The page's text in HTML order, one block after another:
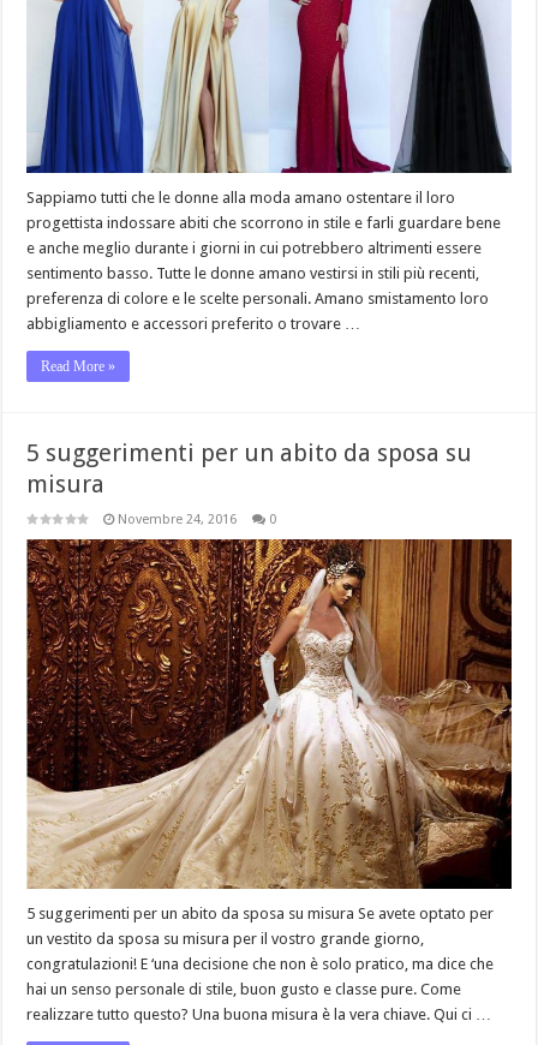
Sappiamo tutti che le donne alla moda amano ostentare il loro
progettista indossare abiti che scorrono in stile e farli guardare bene
e anche meglio durante i giorni in cui potrebbero altrimenti essere
sentimento basso. Tutte le donne amano vestirsi in stili più recenti,
preferenza di colore e le scelte personali. Amano smistamento loro
abbigliamento e accessori preferito o trovare …
Read More »
5 suggerimenti per un abito da sposa su
misura
Novembre 24, 2016 0
5 suggerimenti per un abito da sposa su misura Se avete optato per
un vestito da sposa su misura per il vostro grande giorno,
congratulazioni! E ‘una decisione che non è solo pratico, ma dice che
hai un senso personale di stile, buon gusto e classe pure. Come
realizzare tutto questo? Una buona misura è la vera chiave. Qui ci …